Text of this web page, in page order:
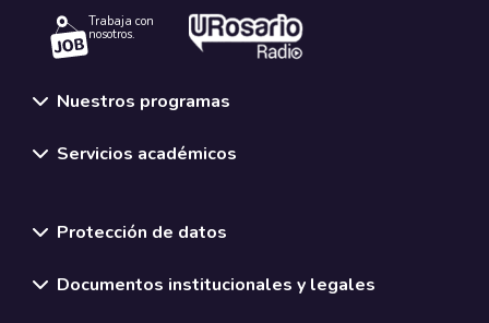
Trabaja con
nosotros.
Nuestros programas
Servicios académicos
Protección de datos
Documentos institucionales y legales